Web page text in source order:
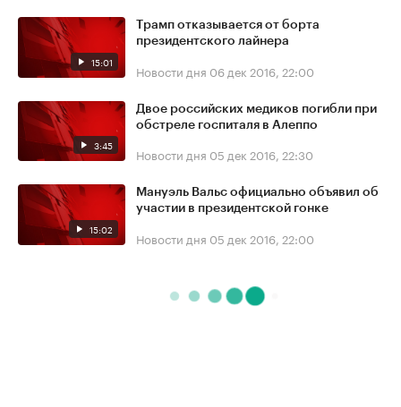
15:01
Трамп отказывается от борта
президентского лайнера
Новости дня 06 дек 2016, 22:00
3:45
Двое российских медиков погибли при
обстреле госпиталя в Алеппо
Новости дня 05 дек 2016, 22:30
15:02
Мануэль Вальс официально объявил об
участии в президентской гонке
Новости дня 05 дек 2016, 22:00